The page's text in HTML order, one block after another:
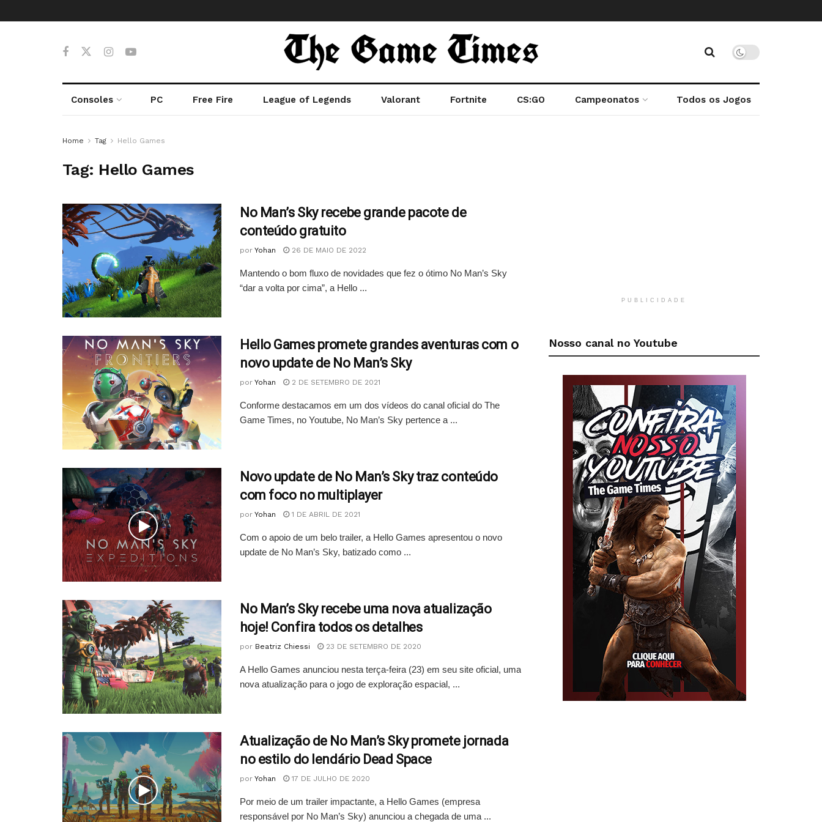
Consoles PC Free Fire League of Legends Valorant Fortnite CS:GO Campeonatos Todos os Jogos
Home Tag Hello Games
Tag: Hello Games
No Man’s Sky recebe grande pacote de
conteúdo gratuito
por Yohan 26 DE MAIO DE 2022
Mantendo o bom fluxo de novidades que fez o ótimo No Man’s Sky
“dar a volta por cima”, a Hello ...
Hello Games promete grandes aventuras com o
novo update de No Man’s Sky
por Yohan 2 DE SETEMBRO DE 2021
Conforme destacamos em um dos vídeos do canal oficial do The
Game Times, no Youtube, No Man’s Sky pertence a ...
Novo update de No Man’s Sky traz conteúdo
com foco no multiplayer
por Yohan 1 DE ABRIL DE 2021
Com o apoio de um belo trailer, a Hello Games apresentou o novo
update de No Man’s Sky, batizado como ...
No Man’s Sky recebe uma nova atualização
hoje! Confira todos os detalhes
por Beatriz Chiessi 23 DE SETEMBRO DE 2020
A Hello Games anunciou nesta terça-feira (23) em seu site oficial, uma
nova atualização para o jogo de exploração espacial, ...
Atualização de No Man’s Sky promete jornada
no estilo do lendário Dead Space
por Yohan 17 DE JULHO DE 2020
Por meio de um trailer impactante, a Hello Games (empresa
responsável por No Man’s Sky) anunciou a chegada de uma ...
PUBLICIDADE
Nosso canal no Youtube